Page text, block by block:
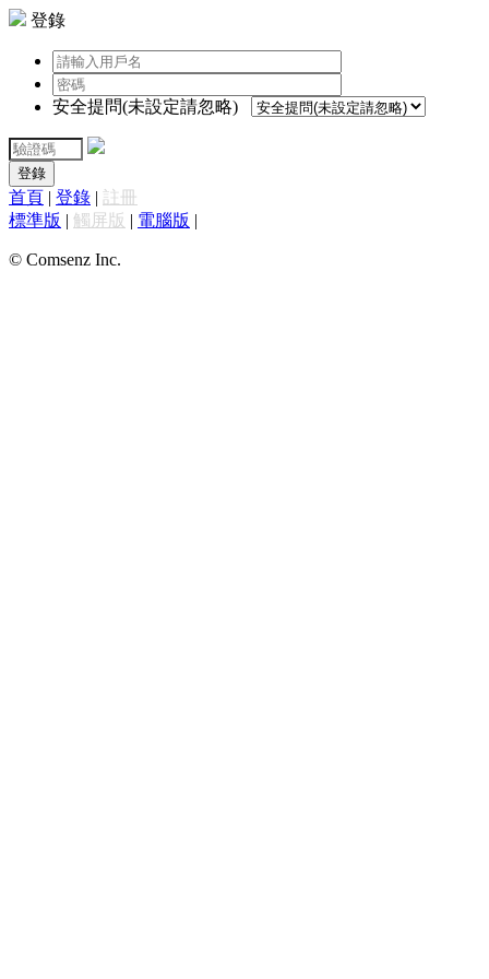
登錄
安全提問(未設定請忽略)
登錄
首頁 | 登錄 | 註冊
標準版 | 觸屏版 | 電腦版 |
© Comsenz Inc.